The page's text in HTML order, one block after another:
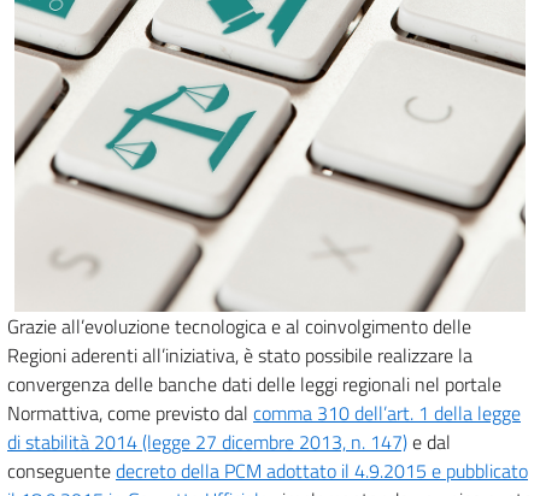
Grazie all’evoluzione tecnologica e al coinvolgimento delle
Regioni aderenti all’iniziativa, è stato possibile realizzare la
convergenza delle banche dati delle leggi regionali nel portale
Normattiva, come previsto dal comma 310 dell’art. 1 della legge
di stabilità 2014 (legge 27 dicembre 2013, n. 147)e dal
conseguentedecreto della PCM adottato il 4.9.2015 e pubblicato